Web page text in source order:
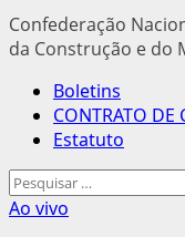
Confederação
da Construção e do
Menu
principal
Boletins
CONTRATO DE
Estatuto
Pesquisar
por:
Ao vivo